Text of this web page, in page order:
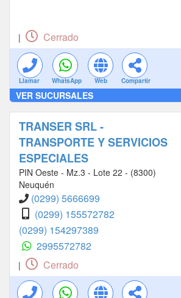
| Cerrado
Llamar WhatsApp Web Compartir
VER SUCURSALES
TRANSER SRL -
TRANSPORTE Y SERVICIOS
ESPECIALES
PIN Oeste - Mz.3 - Lote 22 - (8300)
Neuquén
(0299) 5666699
(0299) 155572782
(0299) 154297389
2995572782
| Cerrado